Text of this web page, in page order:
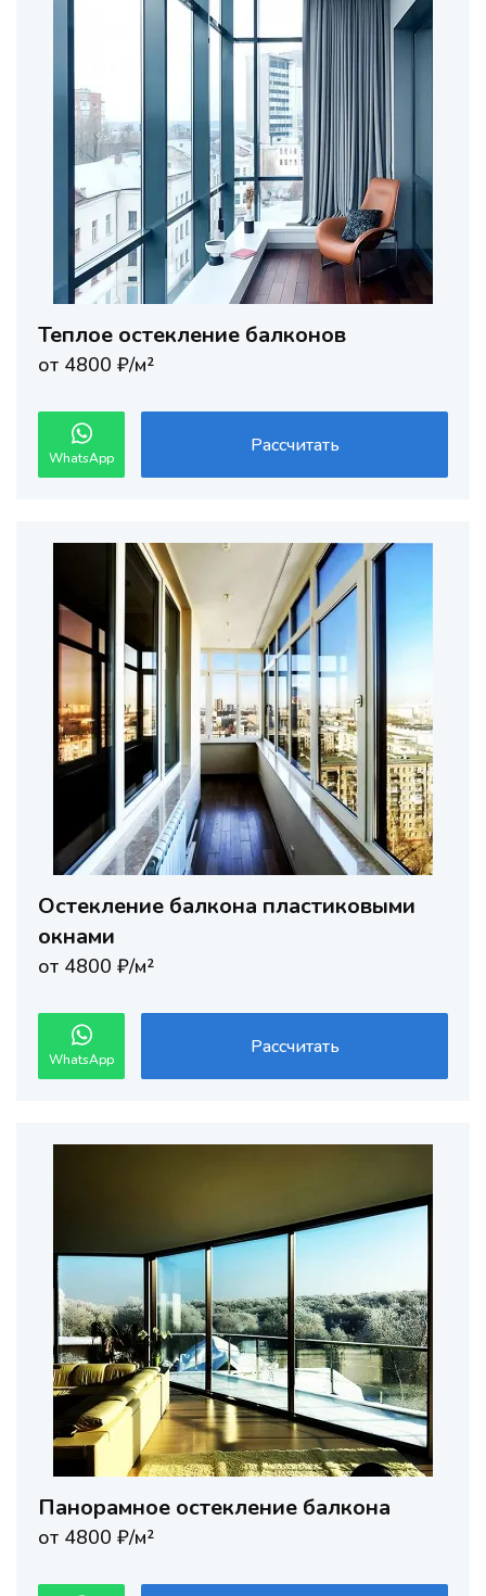
Теплое остекление балконов
от 4800 ₽/м²
WhatsApp
Рассчитать
Остекление балкона пластиковыми
окнами
от 4800 ₽/м²
WhatsApp
Рассчитать
Панорамное остекление балкона
от 4800 ₽/м²